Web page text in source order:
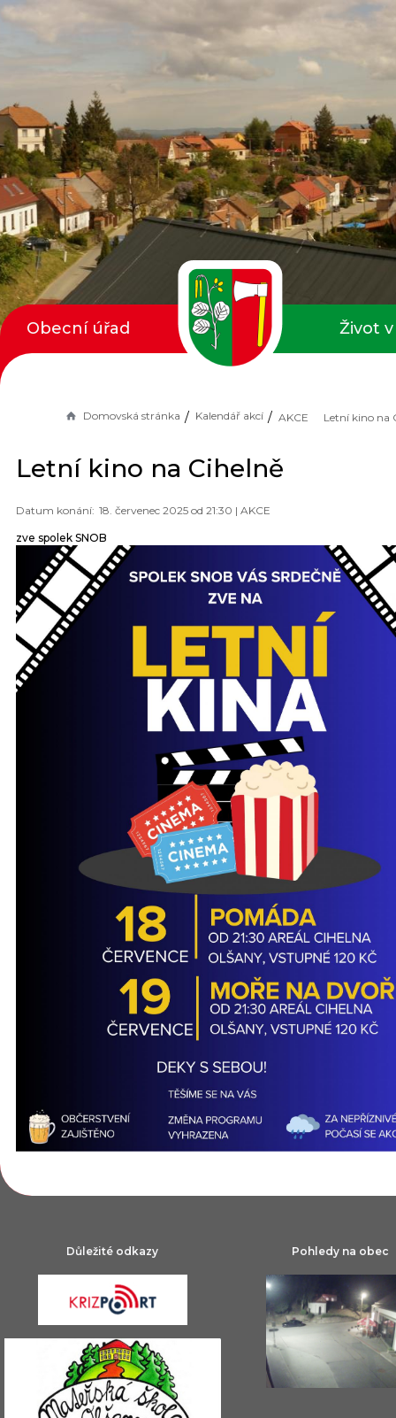
Domovská stránka Kalendář akcí AKCE Letní kino na
Letní kino na Cihelně
18. červenec 2025 od 21:30 | AKCE
zve spolek SNOB
Obecní úřad Život
Důležité odkazy Pohledy na obec